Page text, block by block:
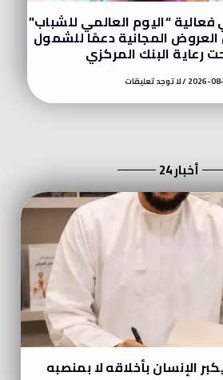
“اليوم العالمي للشباب”
المجانية دعمًا للشمول
رعاية البنك المركزي
2026- لا توجد تعليقات
أخبار 24
الإنسان بأخلاقه لا بمنصبه